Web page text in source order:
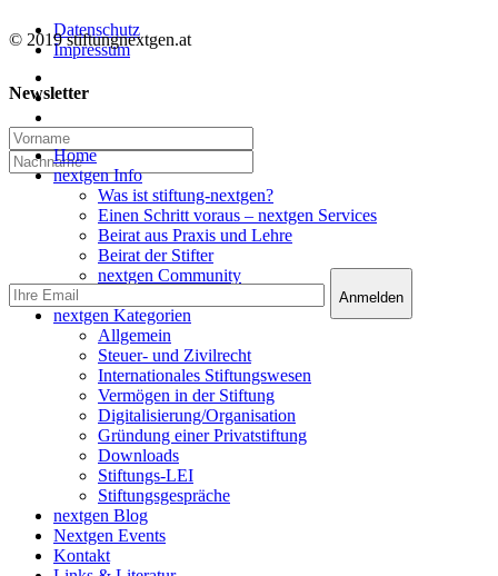
Datenschutz
Impressum
Newsletter
© 2019 stiftungnextgen.at
linkedin
Close
Menu
Home
nextgen Info
Was ist stiftung-nextgen?
Einen Schritt voraus – nextgen Services
Beirat aus Praxis und Lehre
Beirat der Stifter
nextgen Community
nextgen Services
nextgen Kategorien
Allgemein
Steuer- und Zivilrecht
Internationales Stiftungswesen
Vermögen in der Stiftung
Digitalisierung/Organisation
Gründung einer Privatstiftung
Downloads
Stiftungs-LEI
Stiftungsgespräche
nextgen Blog
Nextgen Events
Kontakt